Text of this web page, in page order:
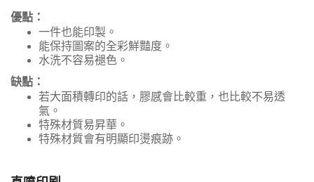
優點：
一件也能印製。
能保持圖案的全彩鮮豔度。
水洗不容易褪色。
缺點：
若大面積轉印的話，膠感會比較重，也比較不易透
氣。
特殊材質易昇華。
特殊材質會有明顯印燙痕跡。